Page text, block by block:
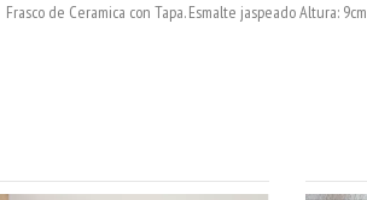
Frasco de Ceramica con Tapa. Esmalte jaspeado Altura: 9cm